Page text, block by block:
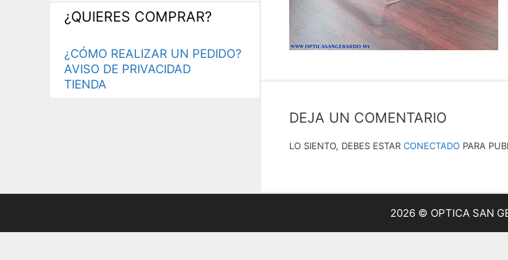
DEJA UN COMENTARIO
LO SIENTO, DEBES ESTAR CONECTADO PARA
¿QUIERES COMPRAR?
¿CÓMO REALIZAR UN PEDIDO?
AVISO DE PRIVACIDAD
TIENDA
2026 © OPTICA SAN